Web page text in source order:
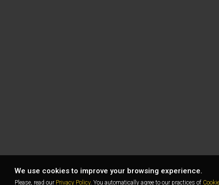
We use cookies to improve your browsing experience.
Please, read our Privacy Policy. You automatically agree to our practices of